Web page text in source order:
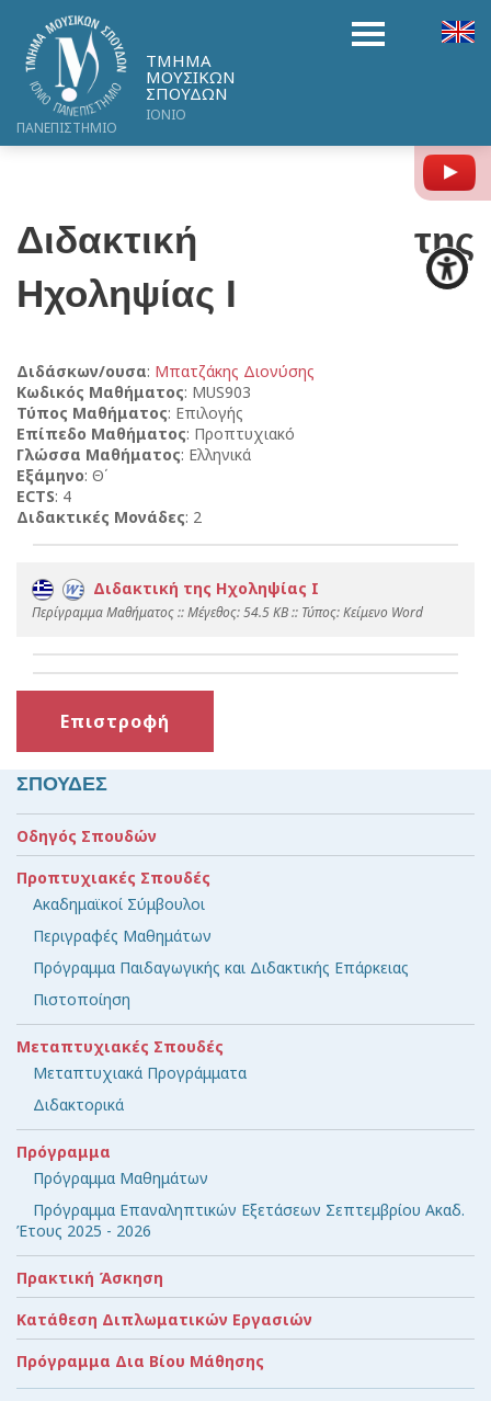
ΤΜΗΜΑ
ΜΟΥΣΙΚΩΝ
ΣΠΟΥΔΩΝ
ΙΟΝΙΟ
ΠΑΝΕΠΙΣΤΗΜΙΟ
Διδακτική της
Ηχοληψίας I
Διδάσκων/ουσα: Μπατζάκης Διονύσης
Κωδικός Μαθήματος: MUS903
Τύπος Μαθήματος: Επιλογής
Επίπεδο Μαθήματος: Προπτυχιακό
Γλώσσα Μαθήματος: Ελληνικά
Εξάμηνο: Θ΄
ECTS: 4
Διδακτικές Μονάδες: 2
Διδακτική της Ηχοληψίας I
Περίγραμμα Μαθήματος :: Mέγεθος: 54.5 KB :: Τύπος: Kείμενο Word
Επιστροφή
ΣΠΟΥΔΕΣ
Οδηγός Σπουδών
Προπτυχιακές Σπουδές
Ακαδημαϊκοί Σύμβουλοι
Περιγραφές Μαθημάτων
Πρόγραμμα Παιδαγωγικής και Διδακτικής Επάρκειας
Πιστοποίηση
Μεταπτυχιακές Σπουδές
Μεταπτυχιακά Προγράμματα
Διδακτορικά
Πρόγραμμα
Πρόγραμμα Μαθημάτων
Πρόγραμμα Επαναληπτικών Εξετάσεων Σεπτεμβρίου Ακαδ.
Έτους 2025 - 2026
Πρακτική Άσκηση
Κατάθεση Διπλωματικών Εργασιών
Πρόγραμμα Δια Βίου Μάθησης